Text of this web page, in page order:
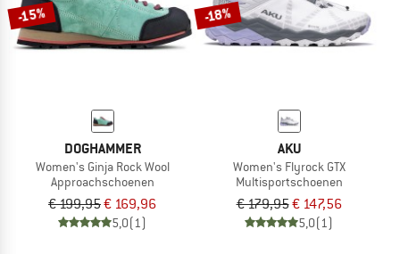
-15%
DOGHAMMER
Women's Ginja Rock Wool
Approachschoenen
€ 199,95€ 169,96
5,0(1)
-18%
AKU
Women's Flyrock GTX
Multisportschoenen
€ 179,95€ 147,56
5,0(1)